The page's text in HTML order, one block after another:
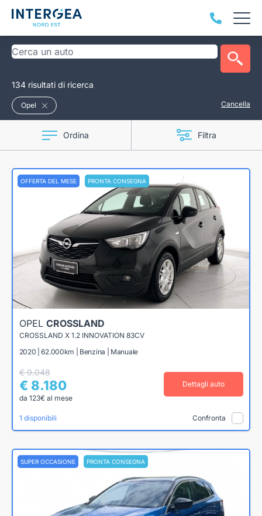
134 risultati di ricerca
Opel Cancella
Ordina Filtra
OFFERTA DEL MESE PRONTA CONSEGNA
OPEL CROSSLAND
CROSSLAND X 1.2 INNOVATION 83CV
2020 | 62.000km | Benzina | Manuale
€ 9.048
€ 8.180
da 123€ al mese
Dettagli auto
1 disponibili Confronta
SUPER OCCASIONE PRONTA CONSEGNA